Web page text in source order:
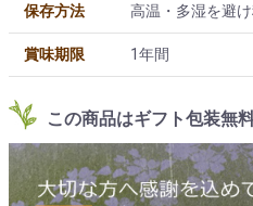
保存方法 高温・多湿を避
賞味期限 1年間
この商品はギフト包装無